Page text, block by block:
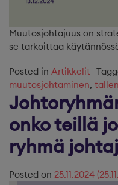
Muutosjohtajuus on
se tarkoittaa
Posted in Artikkelit
muutosjohtaminen,
onko teillä
ryhmä
Posted on 25.11.2024